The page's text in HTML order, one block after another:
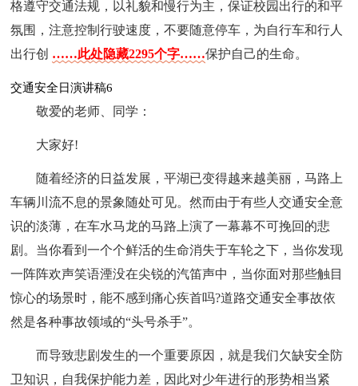
格遵守交通法规，以礼貌和慢行为主，保证校园出行的和平
氛围，注意控制行驶速度，不要随意停车，为自行车和行人
出行创 ……此处隐藏2295个字……保护自己的生命。
交通安全日演讲稿6
敬爱的老师、同学：
大家好!
随着经济的日益发展，平湖已变得越来越美丽，马路上
车辆川流不息的景象随处可见。然而由于有些人交通安全意
识的淡薄，在车水马龙的马路上演了一幕幕不可挽回的悲
剧。当你看到一个个鲜活的生命消失于车轮之下，当你发现
一阵阵欢声笑语湮没在尖锐的汽笛声中，当你面对那些触目
惊心的场景时，能不感到痛心疾首吗?道路交通安全事故依
然是各种事故领域的“头号杀手”。
而导致悲剧发生的一个重要原因，就是我们欠缺安全防
卫知识，自我保护能力差，因此对少年进行的形势相当紧